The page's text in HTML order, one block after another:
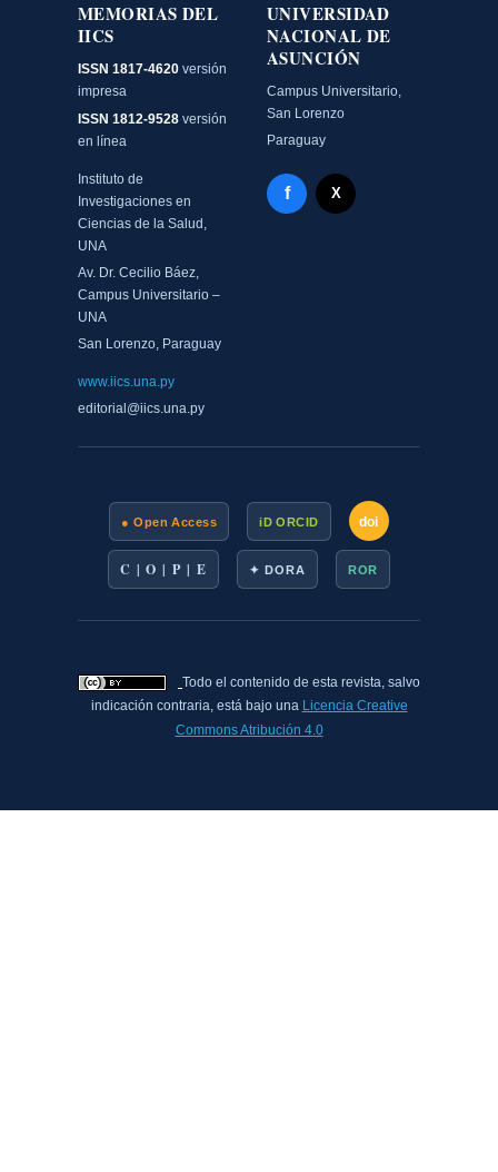
MEMORIAS DEL
IICS
ISSN 1817-4620 versión
impresa
ISSN 1812-9528 versión
en línea
Instituto de
Investigaciones en
Ciencias de la Salud,
UNA
Av. Dr. Cecilio Báez,
Campus Universitario –
UNA
San Lorenzo, Paraguay
www.iics.una.py
editorial@iics.una.py
UNIVERSIDAD
NACIONAL DE
ASUNCIÓN
Campus Universitario,
San Lorenzo
Paraguay
Facebook - Memorias del
f X Twitter - MIICS UNA
X
● Open Access iD ORCID doi
C | O | P | E ✦ DORA ROR
Todo el contenido de esta revista, salvo
indicación contraria, está bajo una Licencia Creative
Commons Atribución 4.0